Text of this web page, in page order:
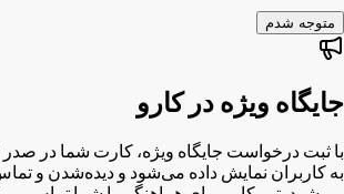
متوجه شدم
جایگاه ویژه در کارو
با ثبت درخواست جایگاه ویژه، کارت شما در صدر
به کاربران نمایش داده می‌شود و دیده‌شدن و